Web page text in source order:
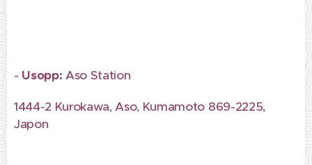
- Usopp: Aso Station
1444-2 Kurokawa, Aso, Kumamoto 869-2225,
Japon